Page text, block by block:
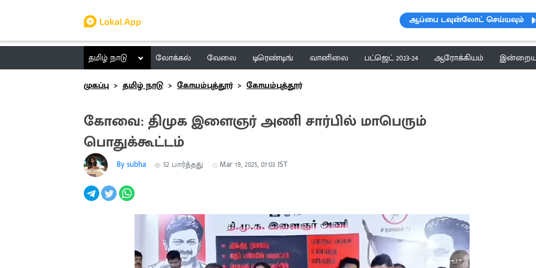
ஆப்பை டவுன்லோட் செய்யவும்
தமிழ் நாடு லோக்கல் வேலை டிரெண்டிங் வானிலை பட்ஜெட் 2023-24 ஆரோக்கியம் இன்றைய
முகப்பு
தமிழ் நாடு கோயம்புத்தூர் கோயம்புத்தூர்
கோவை: திமுக இளைஞர் அணி சார்பில் மாபெரும்
பொதுக்கூட்டம்
By subha 52 பார்த்தது Mar 19, 2025, 07:03 IST